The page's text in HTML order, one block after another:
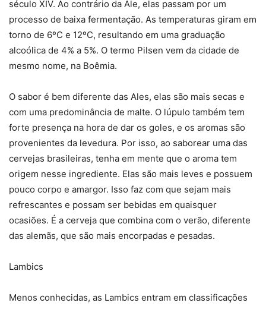
século XIV. Ao contrário da Ale, elas passam por um
processo de baixa fermentação. As temperaturas giram em
torno de 6ºC e 12ºC, resultando em uma graduação
alcoólica de 4% a 5%. O termo Pilsen vem da cidade de
mesmo nome, na Boêmia.
O sabor é bem diferente das Ales, elas são mais secas e
com uma predominância de malte. O lúpulo também tem
forte presença na hora de dar os goles, e os aromas são
provenientes da levedura. Por isso, ao saborear uma das
cervejas brasileiras, tenha em mente que o aroma tem
origem nesse ingrediente. Elas são mais leves e possuem
pouco corpo e amargor. Isso faz com que sejam mais
refrescantes e possam ser bebidas em quaisquer
ocasiões. É a cerveja que combina com o verão, diferente
das alemãs, que são mais encorpadas e pesadas.
Lambics
Menos conhecidas, as Lambics entram em classificações